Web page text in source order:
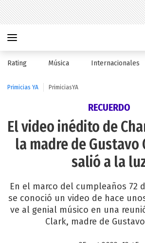
Rating Música Internacionales
Primicias YA PrimiciasYA
RECUERDO
El video inédito de
la madre de Gustavo
salió a la
En el marco del cumpleaños 72
se conoció un video de hace
ve al genial músico en una
Clark, madre de